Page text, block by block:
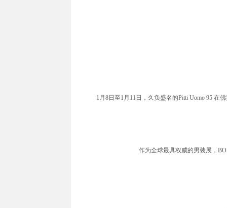
1月8日至1月11日，久负盛名的Pitti Uomo 95 在
作为全球最具权威的男装展，